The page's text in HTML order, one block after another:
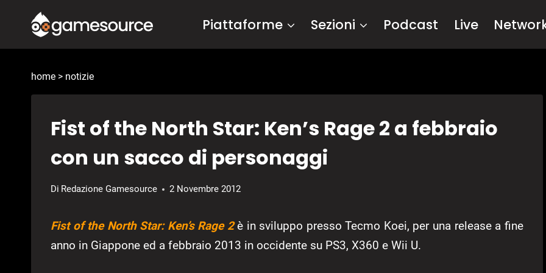
contenuto
Piattaforme Sezioni Podcast Live
home > notizie
Fist of the North Star: Ken’s Rage 2 a febbraio
con un sacco di personaggi
Di Redazione Gamesource 2 Novembre 2012
Fist of the North Star: Ken’s Rage 2è in sviluppo presso Tecmo Koei, per una release a fine
anno in Giappone ed a febbraio 2013 in occidente su PS3, X360 e Wii U.